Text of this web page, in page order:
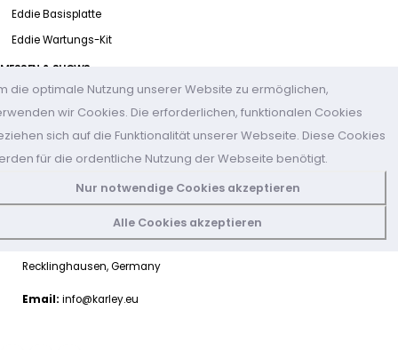
Eddie Basisplatte
Eddie Wartungs-Kit
MESSEN & SHOWS
Karley Showroom: Dauerausstellung - alle Produkte.
Messetermine (LINK)
KONTAKTIERE UNS
Recklinghausen, Germany
Email: info@karley.eu
die optimale Nutzung unserer Website zu ermöglichen,
wir Cookies. Die erforderlichen, funktionalen Cookies
sich auf die Funktionalität unserer Webseite. Diese Cookies
für die ordentliche Nutzung der Webseite benötigt.
Nur notwendige Cookies akzeptieren
Alle Cookies akzeptieren